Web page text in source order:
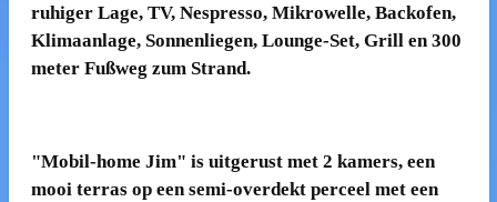
ruhiger Lage, TV, Nespresso, Mikrowelle, Backofen,
Klimaanlage, Sonnenliegen, Lounge-Set, Grill en 300
meter Fußweg zum Strand.
"Mobil-home Jim" is uitgerust met 2 kamers, een
mooi terras op een semi-overdekt perceel met een